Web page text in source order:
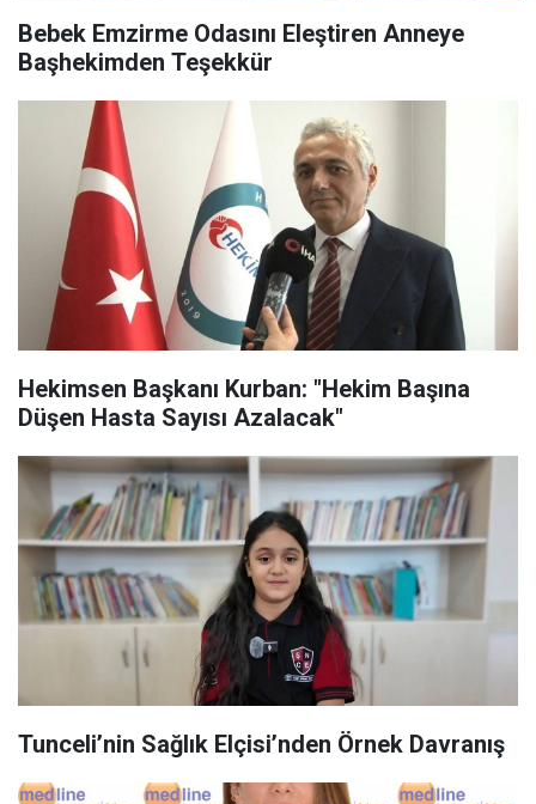
Bebek Emzirme Odasını Eleştiren Anneye
Başhekimden Teşekkür
Hekimsen Başkanı Kurban: "Hekim Başına
Düşen Hasta Sayısı Azalacak"
Tunceli’nin Sağlık Elçisi’nden Örnek Davranış